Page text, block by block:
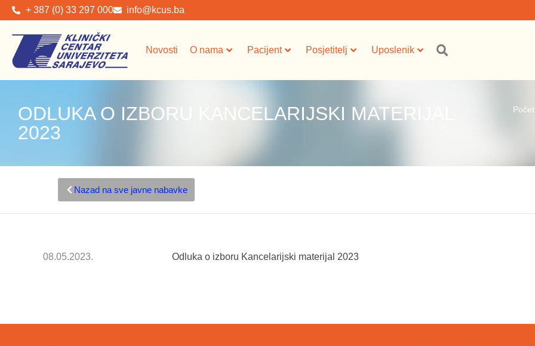
+ 387 (0) 33 297 000 info@kcus.ba
Novosti O nama Pacijent Posjetitelj Uposlenik
ODLUKA O IZBORU KANCELARIJSKI MATERIJAL
2023
Nazad na sve javne nabavke
08.05.2023. Odluka o izboru Kancelarijski materijal 2023